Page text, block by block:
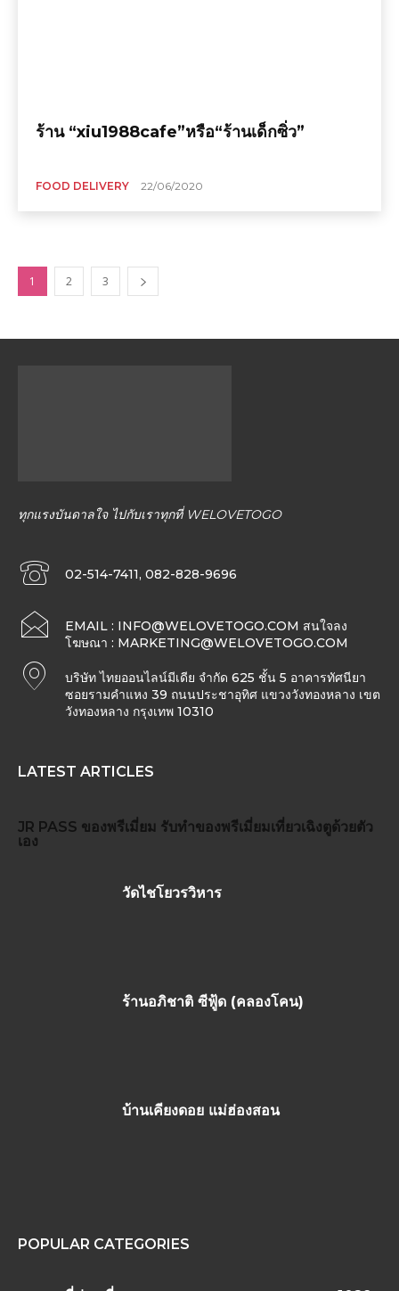
ร้าน “xiu1988cafe”หรือ“ร้านเด็กซิ่ว”
FOOD DELIVERY 22/06/2020
1 2 3
ทุกแรงบันดาลใจ ไปกับเราทุกที่ WELOVETOGO
02-514-7411, 082-828-9696
EMAIL : INFO@WELOVETOGO.COM สนใจลง
โฆษณา : MARKETING@WELOVETOGO.COM
บริษัท ไทยออนไลน์มีเดีย จำกัด 625 ชั้น 5 อาคารทัศนียา
ซอยรามคำแหง 39 ถนนประชาอุทิศ แขวงวังทองหลาง เขต
วังทองหลาง กรุงเทพ 10310
LATEST ARTICLES
JR PASS ของพรีเมี่ยม รับทำของพรีเมี่ยมเที่ยวเฉิงตูด้วยตัว
เอง
วัดไชโยวรวิหาร
ร้านอภิชาติ ซีฟู้ด (คลองโคน)
บ้านเคียงดอย แม่ฮ่องสอน
POPULAR CATEGORIES